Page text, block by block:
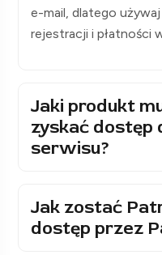
e-mail, dlatego
rejestracji i płatności
Jaki produkt
zyskać dostęp
serwisu?
Jak zostać
dostęp przez